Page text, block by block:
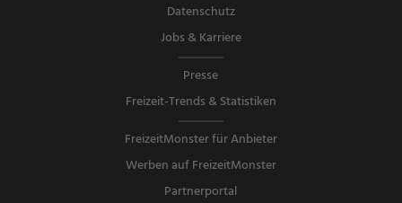
Datenschutz
Jobs & Karriere
Presse
Freizeit-Trends & Statistiken
FreizeitMonster für Anbieter
Werben auf FreizeitMonster
Partnerportal